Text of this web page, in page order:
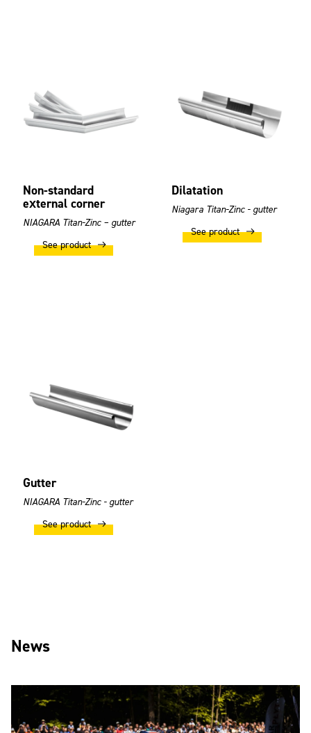
Non-standard
external corner
NIAGARA Titan-Zinc – gutter
See product
Dilatation
Niagara Titan-Zinc - gutter
See product
Gutter
NIAGARA Titan-Zinc - gutter
See product
News